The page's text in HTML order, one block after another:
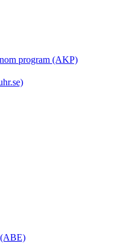
program (AKP)
(ABE)